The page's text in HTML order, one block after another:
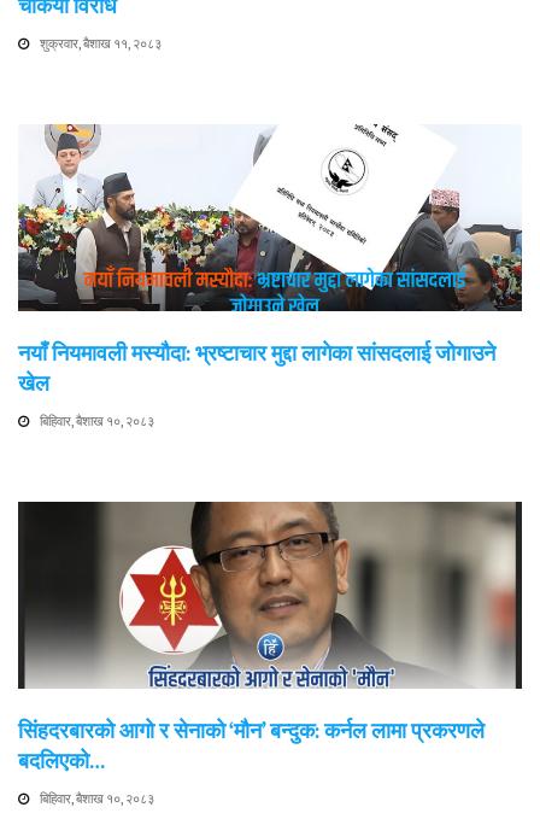
चर्कियो विरोध
शुक्रवार, बैशाख ११, २०८३
नयाँ नियमावली मस्यौदा: भ्रष्टाचार मुद्दा लागेका सांसदलाई जोगाउने
खेल
बिहिवार, बैशाख १०, २०८३
सिंहदरबारको आगो र सेनाको ‘मौन’ बन्दुक: कर्नल लामा प्रकरणले
बदलिएको…
बिहिवार, बैशाख १०, २०८३